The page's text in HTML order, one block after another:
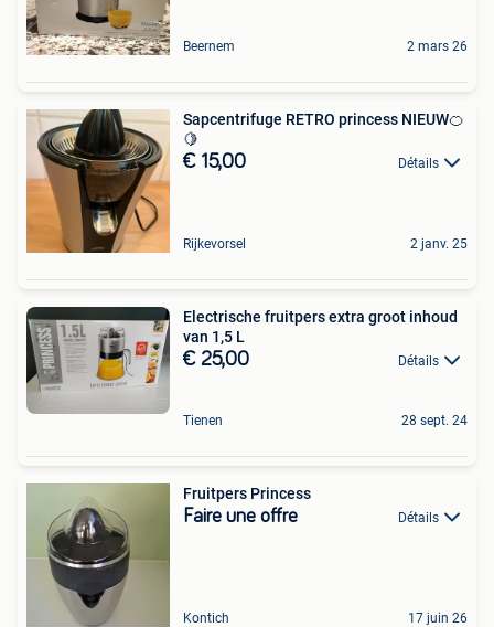
Beernem 2 mars 26
Sapcentrifuge RETRO princess NIEUW🍊
🍋
€ 15,00 Détails
Rijkevorsel 2 janv. 25
Electrische fruitpers extra groot inhoud
van 1,5 L
€ 25,00 Détails
Tienen 28 sept. 24
Fruitpers Princess
Faire une offre Détails
Kontich 17 juin 26